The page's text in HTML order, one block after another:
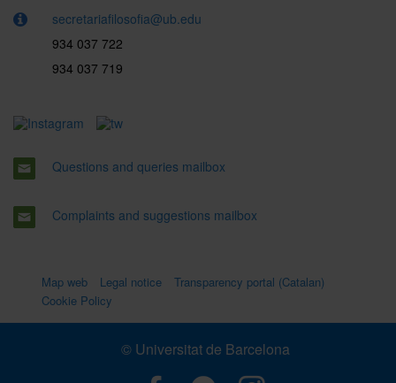
secretariafilosofia@ub.edu
934 037 722
934 037 719
Questions and queries mailbox
Complaints and suggestions mailbox
Map web Legal notice
Transparency portal (Catalan)
Cookie Policy
© Universitat de Barcelona